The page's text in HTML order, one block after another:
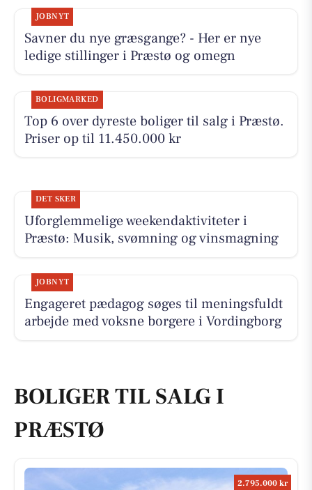
JOBNYT
Savner du nye græsgange? - Her er nye
ledige stillinger i Præstø og omegn
BOLIGMARKED
Top 6 over dyreste boliger til salg i Præstø.
Priser op til 11.450.000 kr
DET SKER
Uforglemmelige weekendaktiviteter i
Præstø: Musik, svømning og vinsmagning
JOBNYT
Engageret pædagog søges til meningsfuldt
arbejde med voksne borgere i Vordingborg
BOLIGER TIL SALG I
PRÆSTØ
2.795.000 kr